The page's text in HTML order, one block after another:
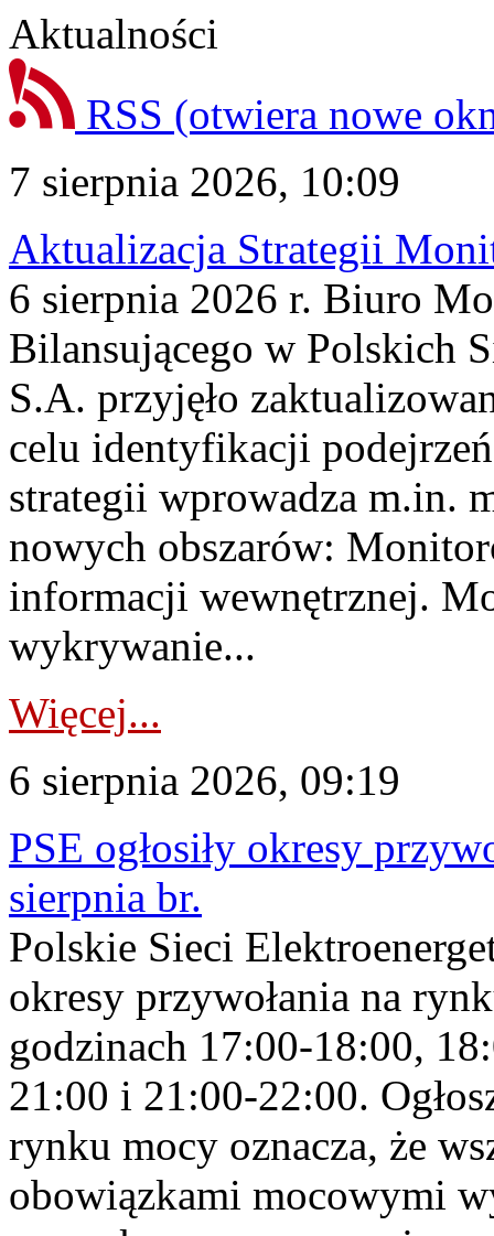
Aktualności
RSS (otwiera nowe
7 sierpnia 2026, 10:09
Aktualizacja Strategii
6 sierpnia 2026 r. Biuro
Bilansującego w Polskich
S.A. przyjęło
celu identyfikacji
strategii wprowadza m.in.
nowych obszarów:
informacji wewnętrznej.
wykrywanie...
Więcej...
6 sierpnia 2026, 09:19
PSE ogłosiły okresy
sierpnia br.
Polskie Sieci
okresy przywołania na
godzinach 17:00-18:00,
21:00 i 21:00-22:00.
rynku mocy oznacza, że
obowiązkami mocowymi